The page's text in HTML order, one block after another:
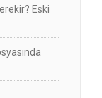
Eski